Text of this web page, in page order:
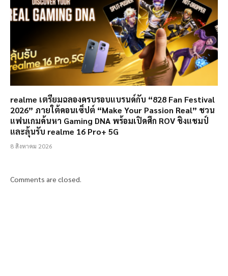
realme เตรียมฉลองครบรอบแบรนด์กับ “828 Fan Festival
2026” ภายใต้คอนเซ็ปต์ “Make Your Passion Real” ชวน
แฟนเกมค้นหา Gaming DNA พร้อมเปิดศึก ROV ชิงแชมป์
และลุ้นรับ realme 16 Pro+ 5G
8 สิงหาคม 2026
Comments are closed.